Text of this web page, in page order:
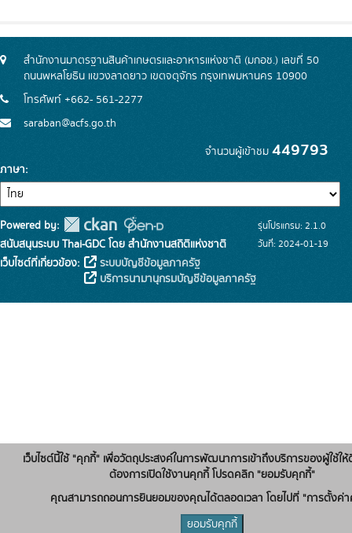
สำนักงานมาตรฐานสินค้าเกษตรและอาหารแห่งชาติ (มกอช.) เลขที่ 50
ถนนพหลโยธิน แขวงลาดยาว เขตจตุจักร กรุงเทพมหานคร 10900
โทรศัพท์ +662- 561-2277
saraban@acfs.go.th
จำนวนผู้เข้าชม 449793
ภาษา
Powered by:
สนับสนุนระบบ Thai-GDC โดย สำนักงานสถิติแห่งชาติ
เว็บไซต์ที่เกี่ยวข้อง:
ระบบบัญชีข้อมูลภาครัฐ
บริการนามานุกรมบัญชีข้อมูลภาครัฐ
รุ่นโปรแกรม: 2.1.0
วันที่: 2024-01-19
เว็บไซต์นี้ใช้ "คุกกี้" เพื่อวัตถุประสงค์ในการพัฒนาการเข้าถึงบริการของผู้ใช้ใ
ต้องการเปิดใช้งานคุกกี้ โปรดคลิก "ยอมรับคุกกี้"
คุณสามารถถอนการยินยอมของคุณได้ตลอดเวลา โดยไปที่ "การตั้งค่
ยอมรับคุกกี้